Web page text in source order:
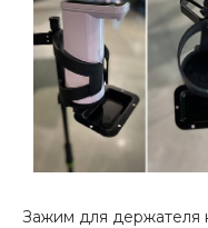
Зажим для держателя